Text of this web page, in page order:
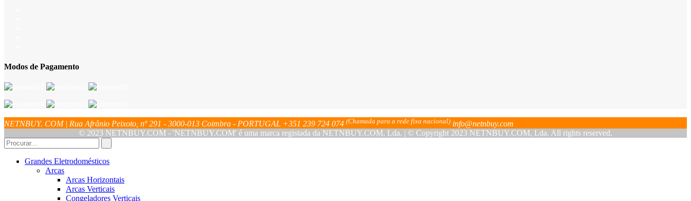
Modos de Pagamento
NETNBUY. COM | Rua Afrânio Peixoto, nº 291 - 3000-013 Coimbra - PORTUGAL +351 239 724 074 (Chamada para a rede fixa nacional) info@netnbuy.com
© 2023 NETNBUY.COM - 'NETNBUY.COM' é uma marca registada da NETNBUY.COM, Lda. | © Copyright 2023 NETNBUY.COM, Lda. All rights reserved.
Grandes Eletrodomésticos
Arcas
Arcas Horizontais
Arcas Verticais
Congeladores Verticais